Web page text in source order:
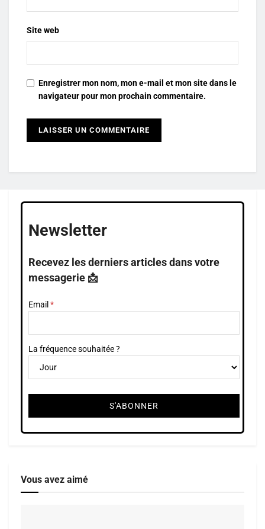
Site web
Enregistrer mon nom, mon e-mail et mon site dans le
navigateur pour mon prochain commentaire.
Newsletter
Recevez les derniers articles dans votre
messagerie 📩
Email
La fréquence souhaitée ?
Vous avez aimé